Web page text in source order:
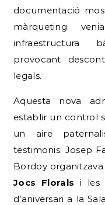
documentació
màrqueting
infraestructura
provocant
legals.
Aquesta nova
establir un control
un aire
testimonis. Josep
Bordoy
Jocs Florals i les
d’aniversari a la